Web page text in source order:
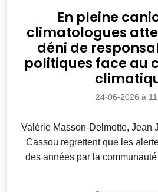
En pleine
climatologues
déni de
politiques face au
24-06-2026 à
Valérie Masson-Delmotte, Jean
Cassou regrettent que les
des années par la